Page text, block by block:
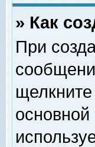
» Как
При